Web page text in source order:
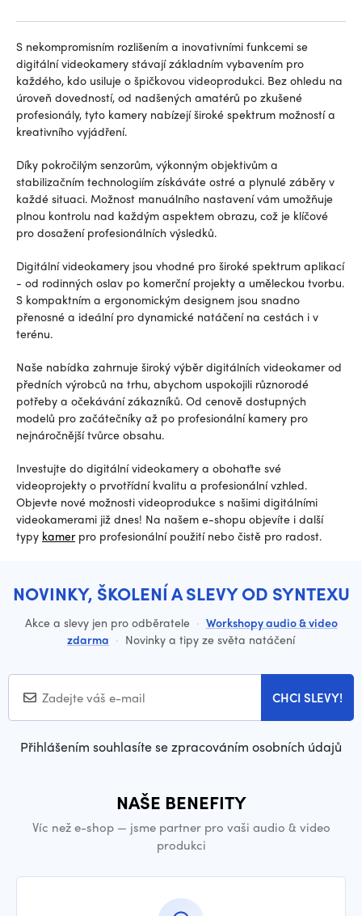
S nekompromisním rozlišením a inovativními funkcemi se
digitální videokamery stávají základním vybavením pro
každého, kdo usiluje o špičkovou videoprodukci. Bez ohledu na
úroveň dovedností, od nadšených amatérů po zkušené
profesionály, tyto kamery nabízejí široké spektrum možností a
kreativního vyjádření.
Díky pokročilým senzorům, výkonným objektivům a
stabilizačním technologiím získáváte ostré a plynulé záběry v
každé situaci. Možnost manuálního nastavení vám umožňuje
plnou kontrolu nad každým aspektem obrazu, což je klíčové
pro dosažení profesionálních výsledků.
Digitální videokamery jsou vhodné pro široké spektrum aplikací
- od rodinných oslav po komerční projekty a uměleckou tvorbu.
S kompaktním a ergonomickým designem jsou snadno
přenosné a ideální pro dynamické natáčení na cestách i v
terénu.
Naše nabídka zahrnuje široký výběr digitálních videokamer od
předních výrobců na trhu, abychom uspokojili různorodé
potřeby a očekávání zákazníků. Od cenově dostupných
modelů pro začátečníky až po profesionální kamery pro
nejnáročnější tvůrce obsahu.
Investujte do digitální videokamery a obohaťte své
videoprojekty o prvotřídní kvalitu a profesionální vzhled.
Objevte nové možnosti videoprodukce s našimi digitálními
videokamerami již dnes! Na našem e-shopu objevíte i další
typy kamerpro profesionální použití nebo čistě pro radost.
NOVINKY, ŠKOLENÍ A SLEVY OD SYNTEXU
Akce a slevy jen pro odběratele · Workshopy audio & video
zdarma · Novinky a tipy ze světa natáčení
CHCI SLEVY!
Přihlášením souhlasíte se zpracováním osobních údajů
NAŠE BENEFITY
Víc než e-shop — jsme partner pro vaši audio & video
produkci